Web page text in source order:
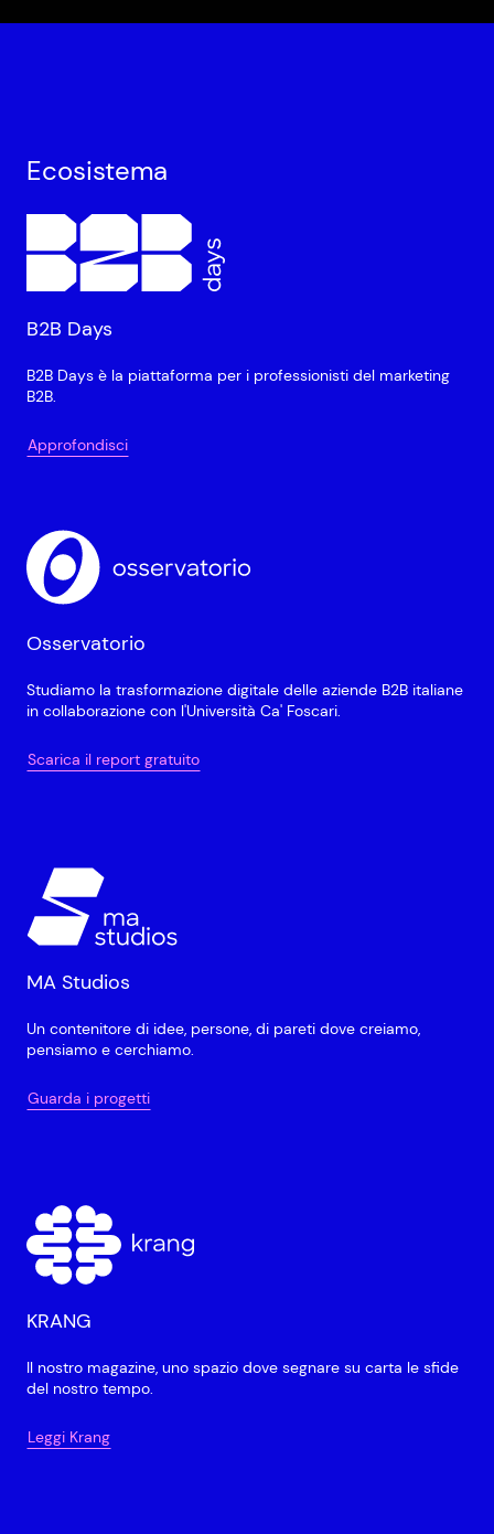
Ecosistema
B2B Days
B2B Days è la piattaforma per i professionisti del marketing
B2B.
Approfondisci
Osservatorio
Studiamo la trasformazione digitale delle aziende B2B italiane
in collaborazione con l'Università Ca' Foscari.
Scarica il report gratuito
MA Studios
Un contenitore di idee, persone, di pareti dove creiamo,
pensiamo e cerchiamo.
Guarda i progetti
KRANG
Il nostro magazine, uno spazio dove segnare su carta le sfide
del nostro tempo.
Leggi Krang